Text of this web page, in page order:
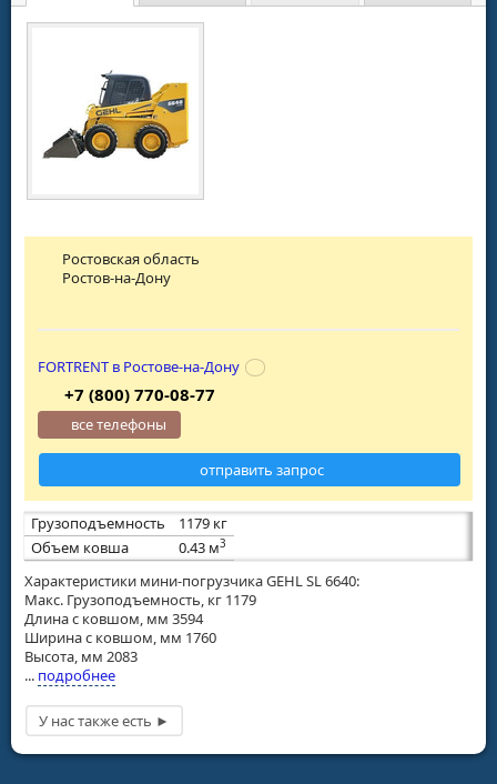
Грузоподъемность
1179 кг
Объем ковша
0.43 м3
Характеристики мини-погрузчика GEHL SL 6640:
Макс. Грузоподъемность, кг 1179
Длина с ковшом, мм 3594
Ширина с ковшом, мм 1760
Высота, мм 2083
... подробнее
Ростовская область
Ростов-на-Дону
FORTRENT в Ростове-на-Дону
+7 (800) 770-08-77
все телефоны
отправить запрос